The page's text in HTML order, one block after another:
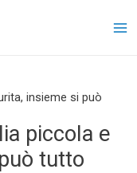
insieme si può
piccola e
tutto